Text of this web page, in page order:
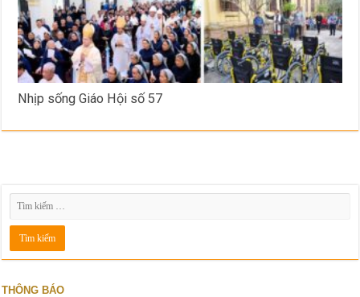
Nhịp sống Giáo Hội số 57
THÔNG BÁO